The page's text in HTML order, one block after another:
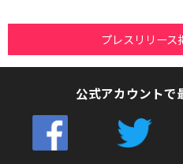
プレスリリース
公式アカウントで